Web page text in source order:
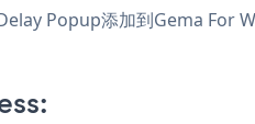
Popup添加到Gema For